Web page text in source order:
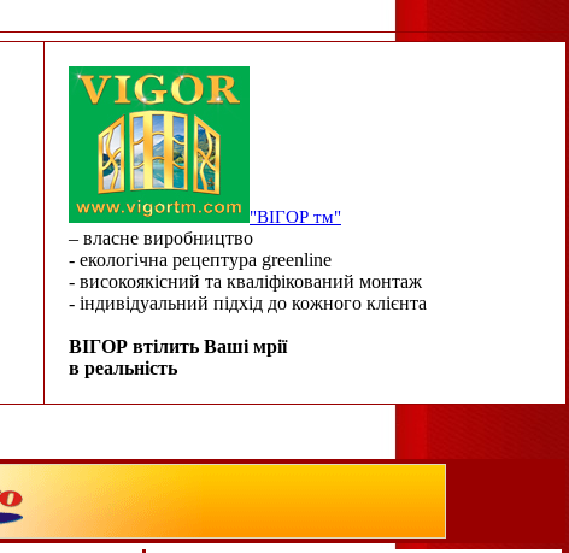
"ВІГОР тм"
– власне виробництво
- екологічна рецептура greenline
- високоякісний та кваліфікований монтаж
- індивідуальний підхід до кожного клієнта
ВІГОР втілить Ваші мрії
в реальність